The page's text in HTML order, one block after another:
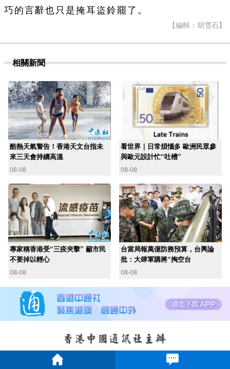
巧的言辭也只是掩耳盜鈴罷了。
【編輯：胡雪石】
相關新聞
酷熱天氣警告！香港天文台指未
來三天會持續高溫
08-08
看世界｜日常煩惱多 歐洲民眾參
與歐元設計忙“吐槽”
08-08
專家稱香港受“三疫夾擊” 籲市民
不要掉以輕心
08-08
台當局報萬億防務預算，台輿論
批：大肆軍購將“掏空台
08-08